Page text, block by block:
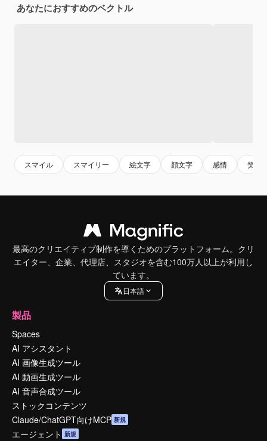
あなたにおすすめのベクトル
スマイル スマイリー 絵文字 顔文字 感情 笑う
最高のクリエイティブ制作を導くためのプラットフォーム。クリ
エイター、企業、代理店、スタジオを含む100万人以上が利用し
ています。
日本語
製品
Spaces
AI アシスタント
AI 画像生成ツール
AI 動画生成ツール
AI 音声合成ツール
ストックコンテンツ
Claude/ChatGPT向けMCP 新規
エージェント 新規